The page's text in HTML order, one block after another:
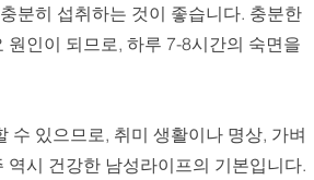
분히 섭취하는 것이 좋습니다. 충분한
인이 되므로, 하루 7-8시간의 숙면을
수 있으므로, 취미 생활이나 명상, 가벼
시 건강한 남성라이프의 기본입니다.